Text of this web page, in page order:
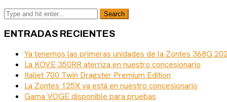
ENTRADAS RECIENTES
Ya tenemos las primeras unidades de la Zontes 368G
La KOVE 350RR aterriza en nuestro concesionario
Italjet 700 Twin Dragster Premium Edition
La Zontes 125X ya está en nuestro concesionario
Gama VOGE disponible para pruebas